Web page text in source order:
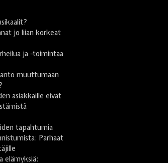
jo liian korkeat
ja -toimintaa
muuttumaan
asiakkaille eivät
tapahtumia
Parhaat
elämyksiä: